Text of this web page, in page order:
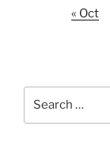
« Oct